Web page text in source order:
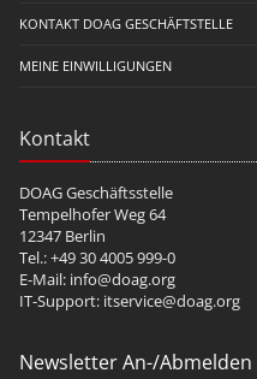
KONTAKT DOAG GESCHÄFTSTELLE
MEINE EINWILLIGUNGEN
Kontakt
DOAG Geschäftsstelle
Tempelhofer Weg 64
12347 Berlin
Tel.: +49 30 4005 999-0
E-Mail: info@doag.org
IT-Support: itservice@doag.org
Newsletter An-/Abmelden